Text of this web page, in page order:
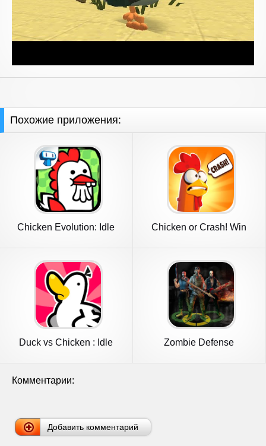
Похожие приложения:
Chicken Evolution: Idle
Chicken or Crash! Win
Duck vs Chicken : Idle
Zombie Defense
Комментарии:
Добавить комментарий